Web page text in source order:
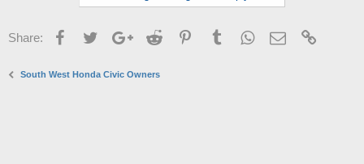
Share: FacebookTwitterGoogle+Reddit PinterestTumblrWhatsApp
Email
South West Honda Civic Owners